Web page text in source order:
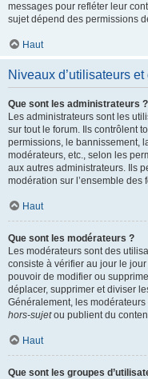
messages pour refléter leur
sujet dépend des permissions
Haut
Niveaux d’utilisateurs
Que sont les administrateurs ?
Les administrateurs sont les
sur tout le forum. Ils contrôlent
permissions, le bannissement,
modérateurs, etc., selon les
aux autres administrateurs. Ils
modération sur l’ensemble des
Haut
Que sont les modérateurs ?
Les modérateurs sont des
consiste à vérifier au jour le
pouvoir de modifier ou
déplacer, supprimer et diviser
Généralement, les
hors-sujetou publient du
Haut
Que sont les groupes